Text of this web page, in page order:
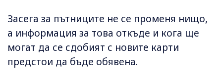
Засега за пътниците не се променя нищо,
а информация за това откъде и кога ще
могат да се сдобият с новите карти
предстои да бъде обявена.